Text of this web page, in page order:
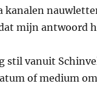
kanalen
mijn antwoord
vanuit
of medium